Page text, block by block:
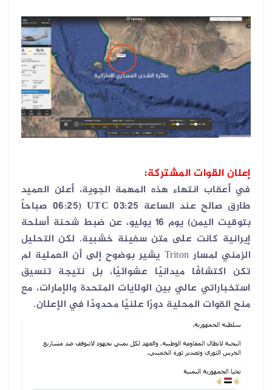
إعلان القوات المشتركة:
في أعقاب انتهاء هذه المهمة الجوية، أعلن العميد
طارق صالح عند الساعة 03:25 UTC (06:25
صباحاً
بتوقيت اليمن)
يوم 16 يوليو، عن ضبط شحنة أسلحة
إيرانية كانت على متن سفينة خشبية. لكن التحليل
الزمني لمسارTriton
يشير بوضوح إلى أن العملية لم
تكن اكتشافًا ميدانيًا عشوائيًا، بل نتيجة تنسيق
استخباراتي عالي بين الولايات المتحدة والإمارات، مع
منح القوات المحلية دورًا علنيًا محدودًا في الإعلان.